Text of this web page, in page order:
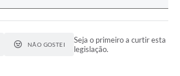
NÃO GOSTEI
Seja o primeiro a curtir esta
legislação.